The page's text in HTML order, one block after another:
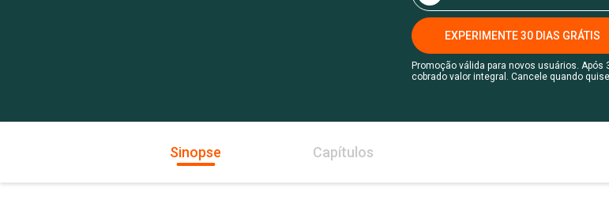
EXPERIMENTE 30 DIAS GRÁTIS
Promoção válida para novos usuários. Após
cobrado valor integral. Cancele quando
Sinopse Capítulos